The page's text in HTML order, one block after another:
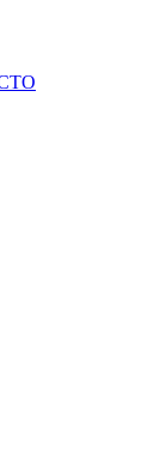
СТО